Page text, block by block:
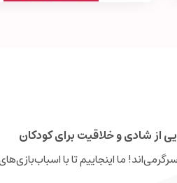
از شادی و خلاقیت برای کودکان
سرگرمی‌اند! ما اینجاییم تا با